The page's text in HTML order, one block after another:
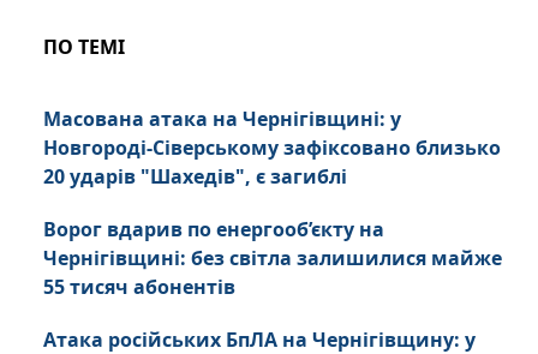
ПО ТЕМІ
Масована атака на Чернігівщині: у
Новгороді-Сіверському зафіксовано близько
20 ударів "Шахедів", є загиблі
Ворог вдарив по енергооб’єкту на
Чернігівщині: без світла залишилися майже
55 тисяч абонентів
Атака російських БпЛА на Чернігівщину: у